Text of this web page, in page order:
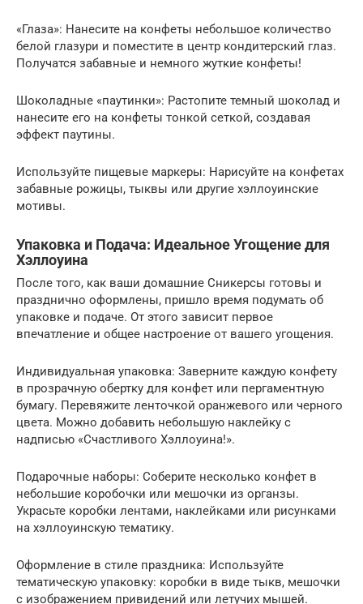
«Глаза»: Нанесите на конфеты небольшое количество
белой глазури и поместите в центр кондитерский глаз.
Получатся забавные и немного жуткие конфеты!
Шоколадные «паутинки»: Растопите темный шоколад и
нанесите его на конфеты тонкой сеткой, создавая
эффект паутины.
Используйте пищевые маркеры: Нарисуйте на конфетах
забавные рожицы, тыквы или другие хэллоуинские
мотивы.
Упаковка и Подача: Идеальное Угощение для
Хэллоуина
После того, как ваши домашние Сникерсы готовы и
празднично оформлены, пришло время подумать об
упаковке и подаче. От этого зависит первое
впечатление и общее настроение от вашего угощения.
Индивидуальная упаковка: Заверните каждую конфету
в прозрачную обертку для конфет или пергаментную
бумагу. Перевяжите ленточкой оранжевого или черного
цвета. Можно добавить небольшую наклейку с
надписью «Счастливого Хэллоуина!».
Подарочные наборы: Соберите несколько конфет в
небольшие коробочки или мешочки из органзы.
Украсьте коробки лентами, наклейками или рисунками
на хэллоуинскую тематику.
Оформление в стиле праздника: Используйте
тематическую упаковку: коробки в виде тыкв, мешочки
с изображением привидений или летучих мышей.